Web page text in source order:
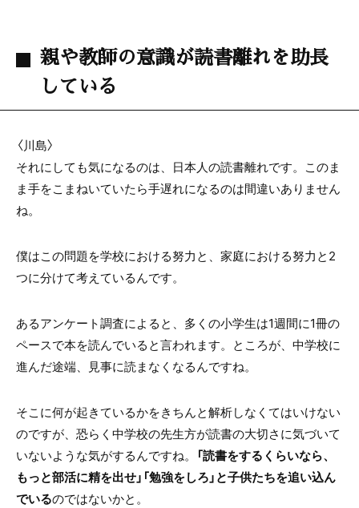
親や教師の意識が読書離れを助長
している
〈川島〉
それにしても気になるのは、日本人の読書離れです。このま
ま手をこまねいていたら手遅れになるのは間違いありません
ね。
僕はこの問題を学校における努力と、家庭における努力と2
つに分けて考えているんです。
あるアンケート調査によると、多くの小学生は1週間に1冊の
ペースで本を読んでいると言われます。ところが、中学校に
進んだ途端、見事に読まなくなるんですね。
そこに何が起きているかをきちんと解析しなくてはいけない
のですが、恐らく中学校の先生方が読書の大切さに気づいて
いないような気がするんですね。 「読書をするくらいなら、
もっと部活に精を出せ」「勉強をしろ」と子供たちを追い込ん
でいるのではないかと。